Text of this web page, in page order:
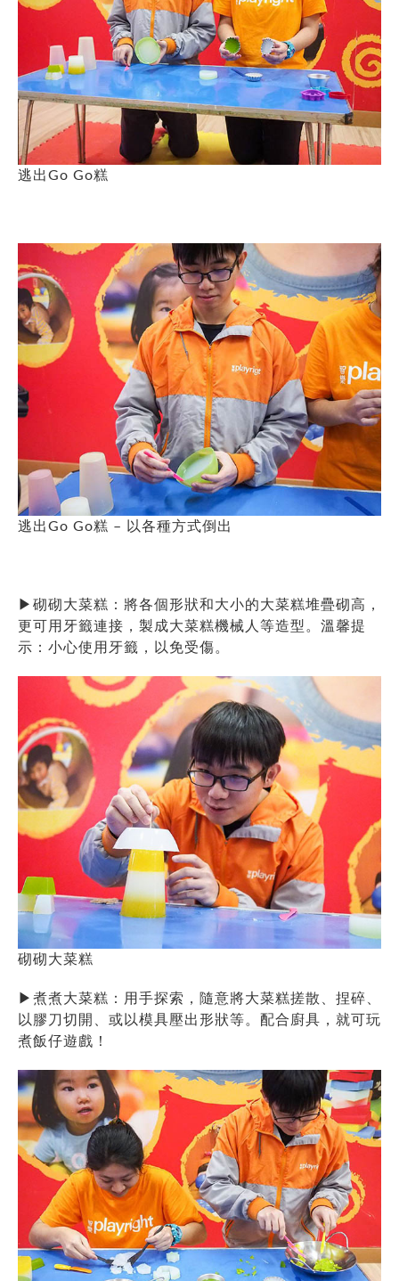
逃出Go Go糕
逃出Go Go糕 – 以各種方式倒出
▶ 砌砌大菜糕：將各個形狀和大小的大菜糕堆疊砌高，
更可用牙籤連接，製成大菜糕機械人等造型。溫馨提
示：小心使用牙籤，以免受傷。
砌砌大菜糕
▶ 煮煮大菜糕：用手探索，隨意將大菜糕搓散、捏碎、
以膠刀切開、或以模具壓出形狀等。配合廚具，就可玩
煮飯仔遊戲！